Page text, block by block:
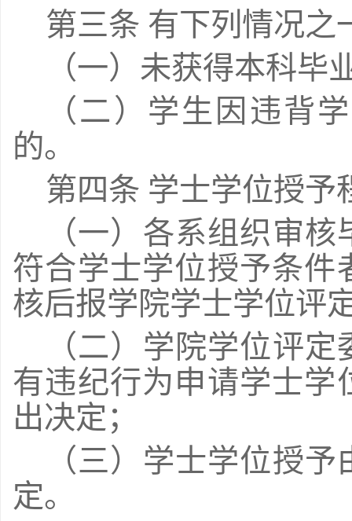
第三条 有下列情况之
（一）未获得本科毕
（二）学生因违背
的。
第四条 学士学位授予
（一）各系组织审
符合学士学位授予条件
核后报学院学士学位评
（二）学院学位评
有违纪行为申请学士学
出决定；
（三）学士学位授
定。